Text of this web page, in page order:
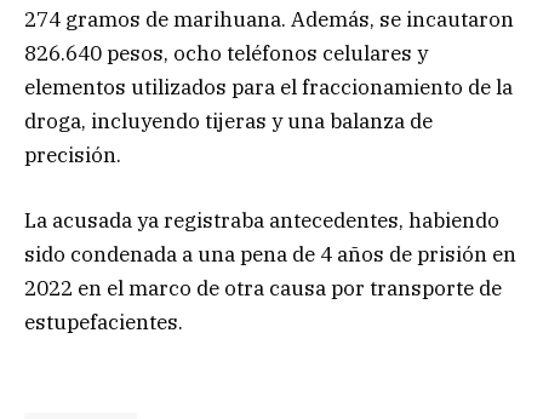
274 gramos de marihuana. Además, se incautaron
826.640 pesos, ocho teléfonos celulares y
elementos utilizados para el fraccionamiento de la
droga, incluyendo tijeras y una balanza de
precisión.
La acusada ya registraba antecedentes, habiendo
sido condenada a una pena de 4 años de prisión en
2022 en el marco de otra causa por transporte de
estupefacientes.